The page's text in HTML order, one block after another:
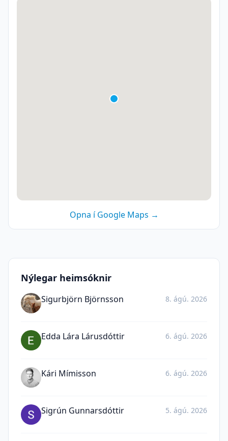
Opna í Google Maps →
Nýlegar heimsóknir
Sigurbjörn Björnsson 8. ágú. 2026
Edda Lára Lárusdóttir 6. ágú. 2026
Kári Mímisson 6. ágú. 2026
Sigrún Gunnarsdóttir 5. ágú. 2026